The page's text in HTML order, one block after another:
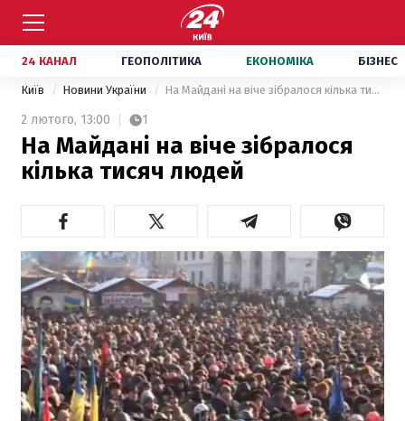
24 КАНАЛ ГЕОПОЛІТИКА ЕКОНОМІКА БІЗНЕС
Київ Новини України На Майдані на віче зібралося кілька тисяч людей
2 лютого, 13:00 1
На Майдані на віче зібралося
кілька тисяч людей